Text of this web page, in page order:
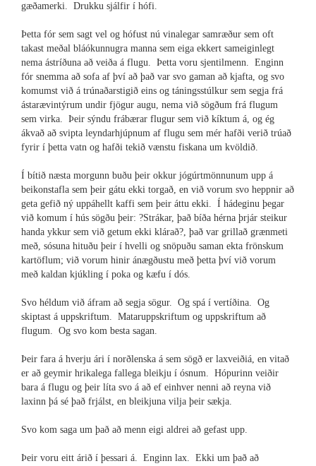
gæðamerki. Drukku sjálfir í hófi.
Þetta fór sem sagt vel og hófust nú vinalegar samræður sem oft
takast meðal bláókunnugra manna sem eiga ekkert sameiginlegt
nema ástríðuna að veiða á flugu. Þetta voru sjentilmenn. Enginn
fór snemma að sofa af því að það var svo gaman að kjafta, og svo
komumst við á trúnaðarstigið eins og táningsstúlkur sem segja frá
ástarævintýrum undir fjögur augu, nema við sögðum frá flugum
sem virka. Þeir sýndu frábærar flugur sem við kíktum á, og ég
ákvað að svipta leyndarhjúpnum af flugu sem mér hafði verið trúað
fyrir í þetta vatn og hafði tekið vænstu fiskana um kvöldið.
Í bítið næsta morgunn buðu þeir okkur jógúrtmönnunum upp á
beikonstafla sem þeir gátu ekki torgað, en við vorum svo heppnir að
geta gefið ný uppáhellt kaffi sem þeir áttu ekki. Í hádeginu þegar
við komum í hús sögðu þeir: ?Strákar, það bíða hérna þrjár steikur
handa ykkur sem við getum ekki klárað?, það var grillað grænmeti
með, sósuna hituðu þeir í hvelli og snöpuðu saman ekta frönskum
kartöflum; við vorum hinir ánægðustu með þetta því við vorum
með kaldan kjúkling í poka og kæfu í dós.
Svo héldum við áfram að segja sögur. Og spá í vertíðina. Og
skiptast á uppskriftum. Mataruppskriftum og uppskriftum að
flugum. Og svo kom besta sagan.
Þeir fara á hverju ári í norðlenska á sem sögð er laxveiðiá, en vitað
er að geymir hrikalega fallega bleikju í ósnum. Hópurinn veiðir
bara á flugu og þeir líta svo á að ef einhver nenni að reyna við
laxinn þá sé það frjálst, en bleikjuna vilja þeir sækja.
Svo kom saga um það að menn eigi aldrei að gefast upp.
Þeir voru eitt árið í þessari á. Enginn lax. Ekki um það að